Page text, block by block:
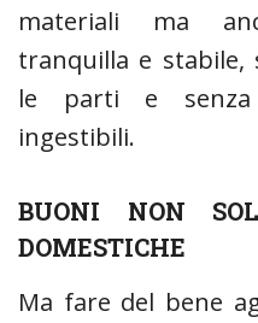
materiali ma
tranquilla e stabile,
le parti e senza
ingestibili.
BUONI NON
DOMESTICHE
Ma fare del bene